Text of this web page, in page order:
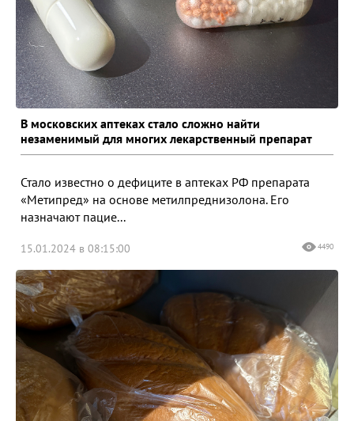
В московских аптеках стало сложно найти
незаменимый для многих лекарственный препарат
Стало известно о дефиците в аптеках РФ препарата
«Метипред» на основе метилпреднизолона. Его
назначают пацие...
15.01.2024 в 08:15:00 4490